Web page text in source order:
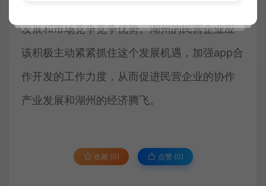
发展和市场竞争竞争优势。湖州的民营企业应
该积极主动紧紧抓住这个发展机遇，加强app合
作开发的工作力度，从而促进民营企业的协作
产业发展和湖州的经济腾飞。
收藏 (0) 点赞 (0)